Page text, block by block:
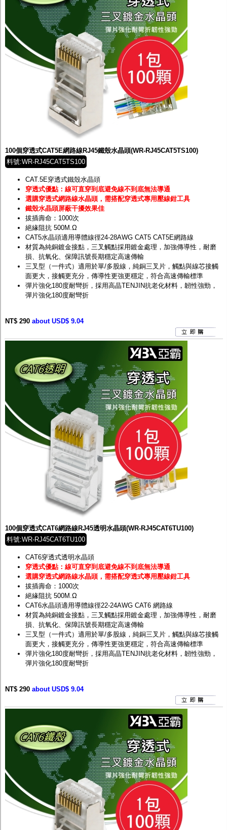
100個穿透式CAT5E網路線RJ45鐵殼水晶頭(WR-RJ45CAT5TS100)
料號:WR-RJ45CAT5TS100
CAT.5E穿透式鐵殼水晶頭
穿透式優點：線可直穿到底避免線不到底無法導通
選購穿透式網路線水晶頭，需搭配穿透式專用壓線鉗工具
鐵殼水晶頭屏蔽干擾效果佳
拔插壽命：1000次
絕緣阻抗 500M.Ω
CAT5水晶頭適用導體線徑24-28AWG CAT5 CAT5E網路線
材質為純銅鍍金接點，三叉觸點採用鍍金處理，加強傳導性，耐磨
損、抗氧化、保障訊號長期穩定高速傳輸
三叉型（一件式）適用於單/多股線，純銅三叉片，觸點與線芯接觸
面更大，接觸更充分，傳導性更強更穩定，符合高速傳輸標準
彈片強化180度耐彎折，採用高晶TENJIN抗老化材料，韌性強勁，
彈片強化180度耐彎折
NT$ 290 about USD$ 9.04
100個穿透式CAT6網路線RJ45透明水晶頭(WR-RJ45CAT6TU100)
料號:WR-RJ45CAT6TU100
CAT6穿透式透明水晶頭
穿透式優點：線可直穿到底避免線不到底無法導通
選購穿透式網路線水晶頭，需搭配穿透式專用壓線鉗工具
拔插壽命：1000次
絕緣阻抗 500M.Ω
CAT6水晶頭適用導體線徑22-24AWG CAT6 網路線
材質為純銅鍍金接點，三叉觸點採用鍍金處理，加強傳導性，耐磨
損、抗氧化、保障訊號長期穩定高速傳輸
三叉型（一件式）適用於單/多股線，純銅三叉片，觸點與線芯接觸
面更大，接觸更充分，傳導性更強更穩定，符合高速傳輸標準
彈片強化180度耐彎折，採用高晶TENJIN抗老化材料，韌性強勁，
彈片強化180度耐彎折
NT$ 290 about USD$ 9.04